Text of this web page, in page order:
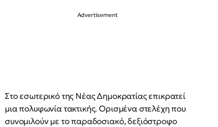
Στο εσωτερικό της Νέας Δημοκρατίας επικρατεί
μια πολυφωνία τακτικής. Ορισμένα στελέχη που
συνομιλούν με το παραδοσιακό, δεξιόστροφο